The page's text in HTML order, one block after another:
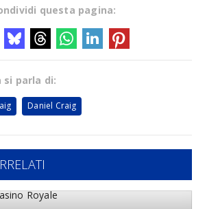
questa pagina:
si parla di:
Daniel Craig